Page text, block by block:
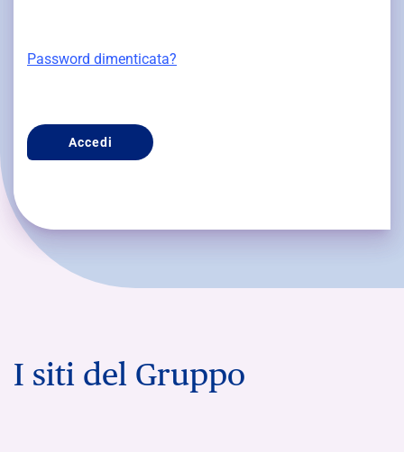
Password dimenticata?
I siti del Gruppo